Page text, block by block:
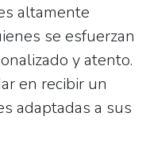
altamente
se esfuerzan
y atento.
en recibir un
adaptadas a sus